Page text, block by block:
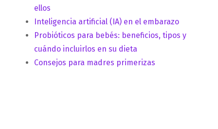
ellos
Inteligencia artificial (IA) en el embarazo
Probióticos para bebés: beneficios, tipos y
cuándo incluirlos en su dieta
Consejos para madres primerizas